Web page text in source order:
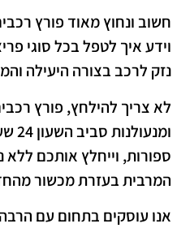
חשוב ונחוץ מאוד פורץ
וידע איך לטפל בכל סוגי
נזק לרכב בצורה היעילה
לא צריך להילחץ, פורץ
ספורות, וייחלץ אותכם
המרבית בעזרת מכשור
אנו עוסקים בתחום עם הרבה